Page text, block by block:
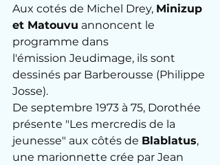
Aux cotés de Michel Drey, Minizup
et Matouvu annoncent le
programme dans
l'émission Jeudimage, ils sont
dessinés par Barberousse (Philippe
Josse).
De septembre 1973 à 75, Dorothée
présente "Les mercredis de la
jeunesse" aux côtés de Blablatus,
une marionnette crée par Jean